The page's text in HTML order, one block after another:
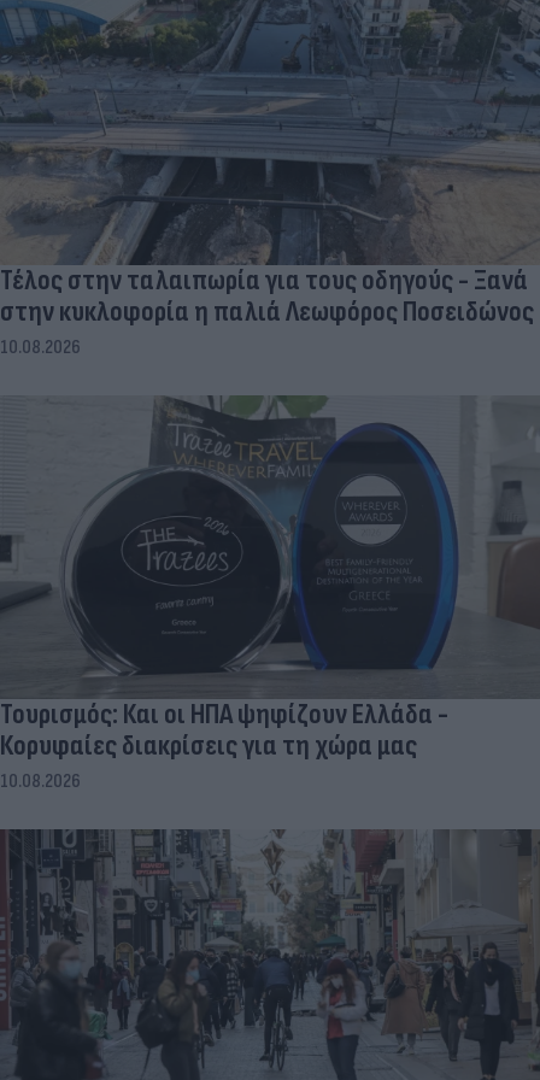
Τέλος στην ταλαιπωρία για τους οδηγούς - Ξανά
στην κυκλοφορία η παλιά Λεωφόρος Ποσειδώνος
10.08.2026
Τουρισμός: Και οι ΗΠΑ ψηφίζουν Ελλάδα -
Κορυφαίες διακρίσεις για τη χώρα μας
10.08.2026